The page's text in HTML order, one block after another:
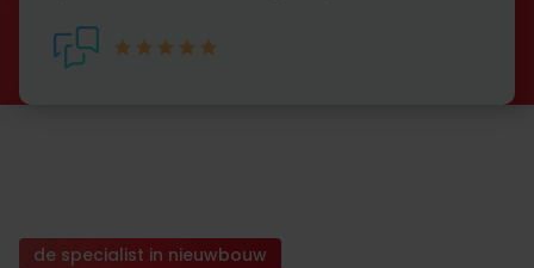
de specialist in nieuwbouw